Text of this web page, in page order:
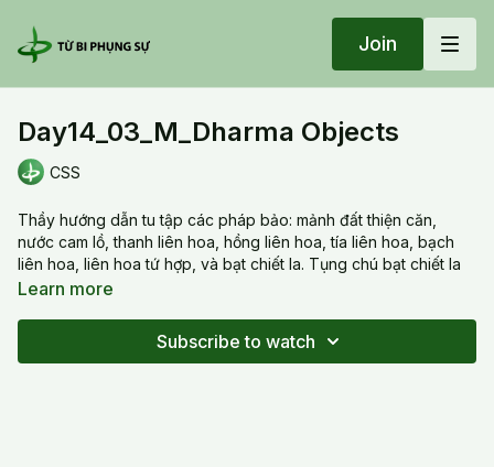
Join
Day14_03_M_Dharma Objects
CSS
Thầy hướng dẫn tu tập các pháp bảo: mảnh đất thiện căn,
nước cam lồ, thanh liên hoa, hồng liên hoa, tía liên hoa, bạch
liên hoa, liên hoa tứ hợp, và bạt chiết la. Tụng chú bạt chiết la
lớn tiếng trước, sau đó trì chú trong im lặng.
chest, sweet dews, blue lotus, red lotus, purple lotus, white
Learn more
Subscribe to watch